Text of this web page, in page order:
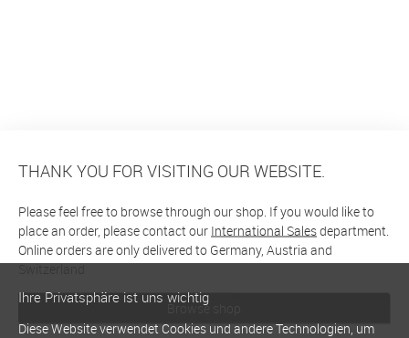
THANK YOU FOR VISITING OUR WEBSITE.
Please feel free to browse through our shop. If you would like to
place an order, please contact our International Salesdepartment.
Online orders are only delivered to Germany, Austria and
Switzerland
Browse shop
Ihre Privatsphäre ist uns wichtig
Diese Website verwendet Cookies und andere Technologien, um